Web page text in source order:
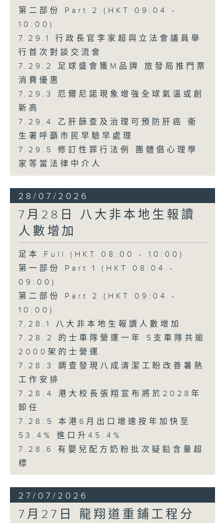
第二部份 Part 2 (HKT 09:04 -
10:00)
7.29.1 行政長官李家超與立法會議員舉
行首次對談交流會
7.29.2 足球盛會獲M品牌 旅發局推門票
消費優惠
7.29.3 厄爾尼諾現象增強全球氣溫或創
新高
7.29.4 乙肝篩查及治理可預防肝癌 衞
生署呼籲市民早驗早處理
7.29.5 修訂性罪行法例 團體倡心理學
家等當法律中介人
28/07/2026
7月28日 八大非本地生報讀
人數增加
足本 Full (HKT 08:00 - 10:00)
第一部份 Part 1 (HKT 08:04 -
09:00)
第二部份 Part 2 (HKT 09:04 -
10:00)
7.28.1 八大非本地生報讀人數增加
7.28.2 的士車隊營運一年 5支車隊共逾
2000架的士營運
7.28.3 調查發現八成清潔工盼改善暑熱
工作安排
7.28.4 港大校長張翔宣布將於2028年
卸任
7.28.5 本港6月出口增速按年加快至
53.4% 進口升45.4%
7.28.6 有嬰兒配方奶粉批次疑鉛含量超
標
27/07/2026
7月27日 龍翔道重鋪工程分